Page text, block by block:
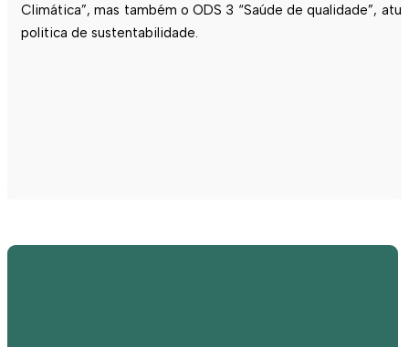
Climática”, mas também o ODS 3 “Saúde de qualidade”,
politica de sustentabilidade.